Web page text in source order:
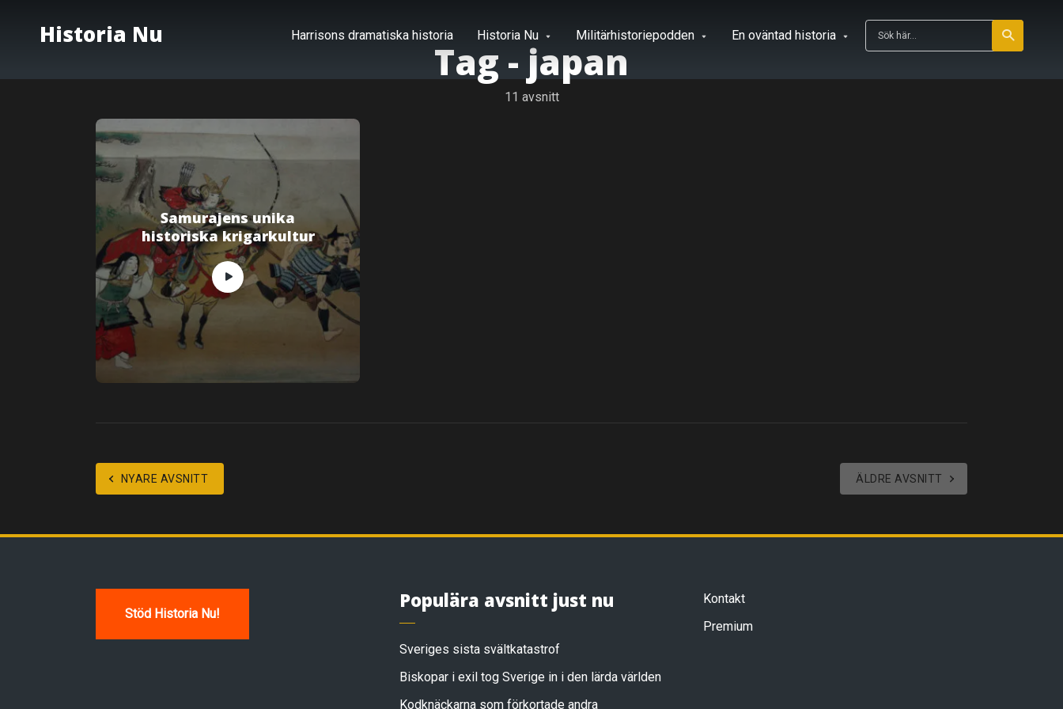
Historia Nu Harrisons dramatiska historia Historia Nu Militärhistoriepodden En oväntad historia
Tag - japan
11 avsnitt
Samurajens unika
historiska krigarkultur
NYARE AVSNITT ÄLDRE AVSNITT
Stöd Historia Nu!
Populära avsnitt just nu
Sveriges sista svältkatastrof
Biskopar i exil tog Sverige in i den lärda världen
Kodknäckarna som förkortade andra
Kontakt
Premium